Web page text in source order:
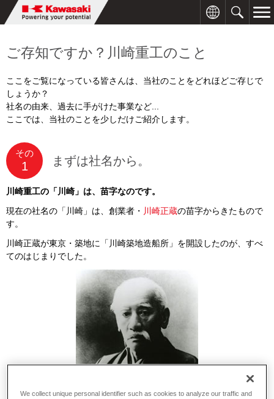
ご存知ですか？川崎重工のこと
ここをご覧になっている皆さんは、当社のことをどれほどご存じで
しょうか？
社名の由来、過去に手がけた事業など...
ここでは、当社のことを少しだけご紹介します。
その
1 まずは社名から。
川崎重工の「川崎」は、苗字なのです。
現在の社名の「川崎」は、創業者・ 川崎正蔵の苗字からきたもので
す。
川崎正蔵が東京・築地に「川崎築地造船所」を開設したのが、すべ
てのはじまりでした。
We collect unique personal identifier such as cookies to analyze our traffic and